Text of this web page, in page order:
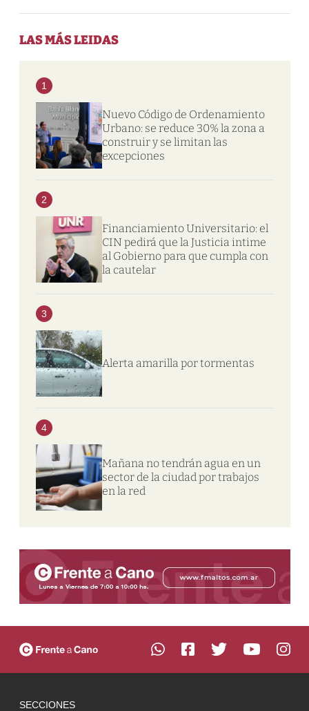
LAS MÁS LEIDAS
1
Nuevo Código de Ordenamiento
Urbano: se reduce 30% la zona a
construir y se limitan las
excepciones
2
Financiamiento Universitario: el
CIN pedirá que la Justicia intime
al Gobierno para que cumpla con
la cautelar
3
Alerta amarilla por tormentas
4
Mañana no tendrán agua en un
sector de la ciudad por trabajos
en la red
SECCIONES